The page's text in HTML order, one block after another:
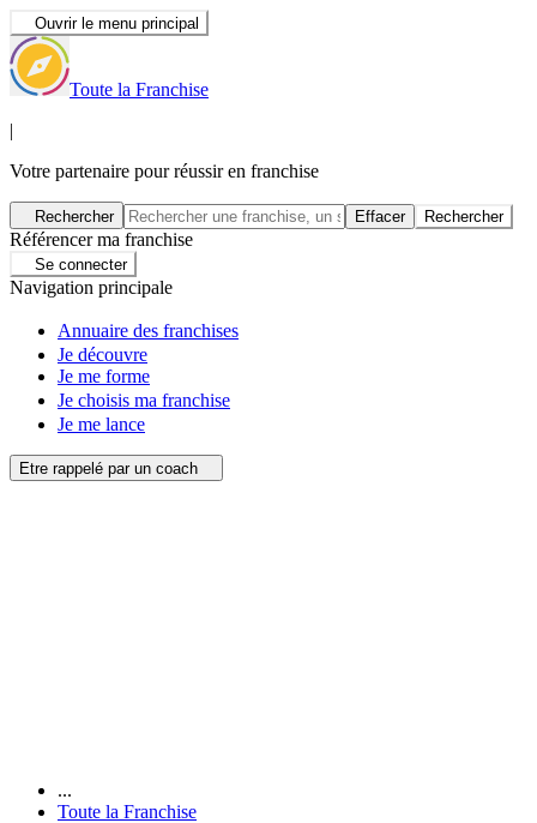
Ouvrir le menu principal
Toute la Franchise
|
Votre partenaire pour réussir en franchise
Rechercher Effacer Rechercher
Référencer ma franchise
Se connecter
Navigation principale
Annuaire des franchises
Je découvre
Je me forme
Je choisis ma franchise
Je me lance
Etre rappelé par un coach
...
Toute la Franchise